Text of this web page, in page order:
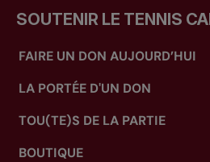
SOUTENIR LE TENNIS
FAIRE UN DON AUJOURD’HUI
LA PORTÉE D'UN DON
TOU(TE)S DE LA PARTIE
BOUTIQUE